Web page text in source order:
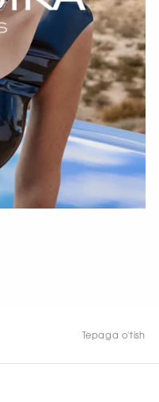
Tepaga o'tish